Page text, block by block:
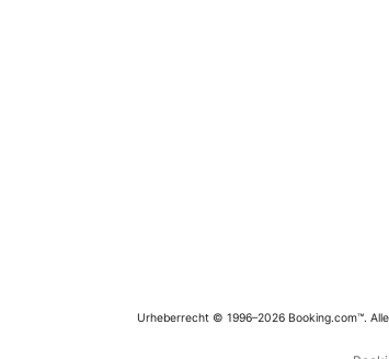
Urheberrecht © 1996–2026 Booking.com™.